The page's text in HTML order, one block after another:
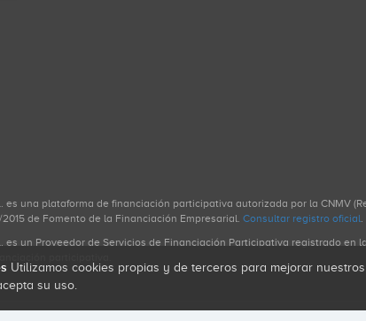
es una plataforma de financiación participativa autorizada por la CNMV
de Fomento de la Financiación Empresarial. Consultar registro oficial.
es un Proveedor de Servicios de Financiación Participativa registrado en
Utilizamos cookies propias y de terceros para mejorar
su uso.